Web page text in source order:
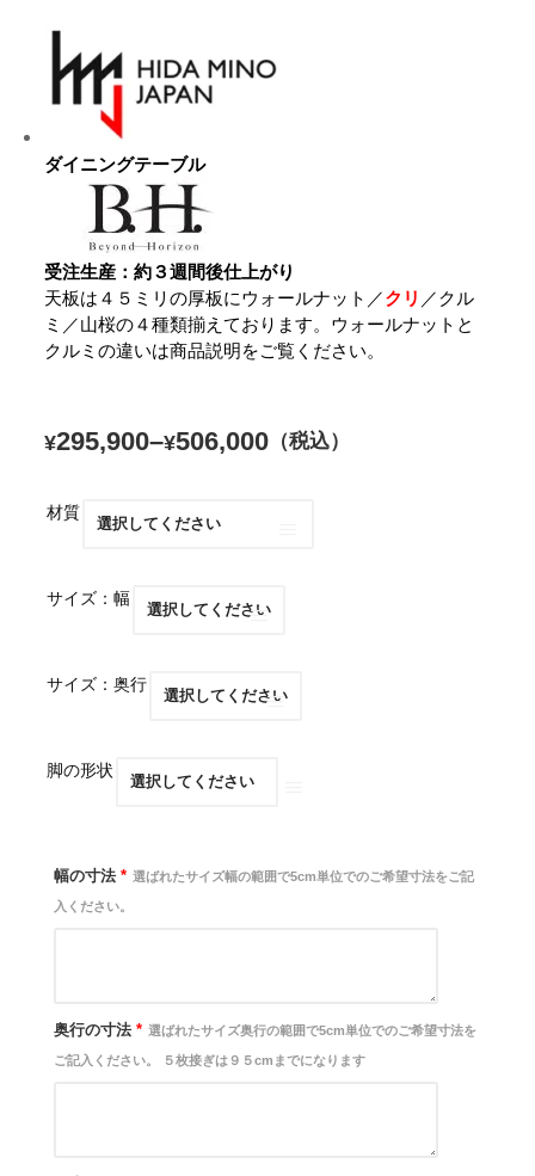
ダイニングテーブル
受注生産：約３週間後仕上がり
天板は４５ミリの厚板にウォールナット／クリ ／クル
ミ／山桜の４種類揃えております。ウォールナットと
クルミの違いは商品説明をご覧ください。
¥295,900–¥506,000 （税込）
材質
サイズ：幅
サイズ：奥行
脚の形状
幅の寸法 * 選ばれたサイズ幅の範囲で5cm単位でのご希望寸法をご記
入ください。
奥行の寸法 * 選ばれたサイズ奥行の範囲で5cm単位でのご希望寸法を
ご記入ください。 ５枚接ぎは９５cmまでになります